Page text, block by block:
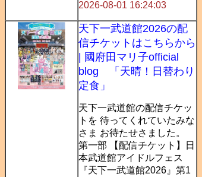
2026-08-01 16:24:03
天下一武道館2026の配
信チケットはこちらから
| 國府田マリ子official
blog 「天晴！日替わり
定食」
天下一武道館の配信チケッ
トを 待ってくれていたみな
さま お待たせさました。
第一部 【配信チケット】日
本武道館アイドルフェス
『天下一武道館2026』第1